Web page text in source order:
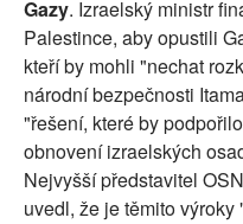
Gazy. Izraelský ministr
Palestince, aby opustili
kteří by mohli "nechat
národní bezpečnosti
"řešení, které by
obnovení izraelských
Nejvyšší představitel
uvedl, že je těmito